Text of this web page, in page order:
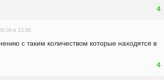
4
в 13:39
с таким количеством которые находятся в
4